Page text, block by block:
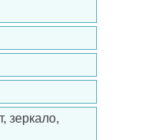
зеркало,